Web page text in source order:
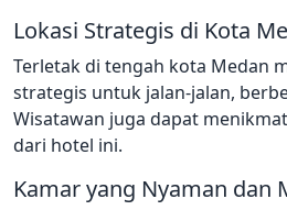
Lokasi Strategis di Kota
Terletak di tengah kota Medan
strategis untuk jalan-jalan,
Wisatawan juga dapat
dari hotel ini.
Kamar yang Nyaman dan